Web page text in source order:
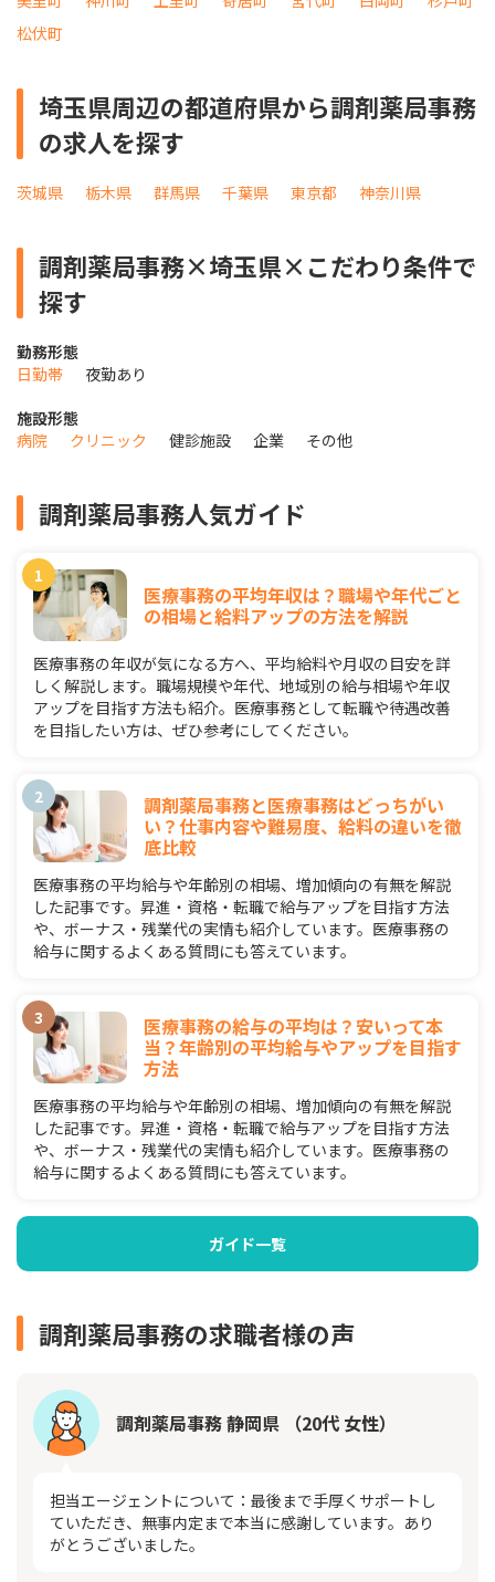
松伏町
埼玉県周辺の都道府県から調剤薬局事務
の求人を探す
茨城県 栃木県 群馬県 千葉県 東京都 神奈川県
調剤薬局事務×埼玉県×こだわり条件で
探す
勤務形態
日勤帯
夜勤あり
施設形態
病院
クリニック 健診施設 企業 その他
調剤薬局事務人気ガイド
医療事務の平均年収は？職場や年代ごと
の相場と給料アップの方法を解説
医療事務の年収が気になる方へ、平均給料や月収の目安を詳
しく解説します。職場規模や年代、地域別の給与相場や年収
アップを目指す方法も紹介。医療事務として転職や待遇改善
を目指したい方は、ぜひ参考にしてください。
調剤薬局事務と医療事務はどっちがい
い？仕事内容や難易度、給料の違いを徹
底比較
医療事務の平均給与や年齢別の相場、増加傾向の有無を解説
した記事です。昇進・資格・転職で給与アップを目指す方法
や、ボーナス・残業代の実情も紹介しています。医療事務の
給与に関するよくある質問にも答えています。
医療事務の給与の平均は？安いって本
当？年齢別の平均給与やアップを目指す
方法
医療事務の平均給与や年齢別の相場、増加傾向の有無を解説
した記事です。昇進・資格・転職で給与アップを目指す方法
や、ボーナス・残業代の実情も紹介しています。医療事務の
給与に関するよくある質問にも答えています。
ガイド一覧
調剤薬局事務の求職者様の声
調剤薬局事務 静岡県 （20代 女性）
担当エージェントについて：最後まで手厚くサポートし
ていただき、無事内定まで本当に感謝しています。あり
がとうございました。